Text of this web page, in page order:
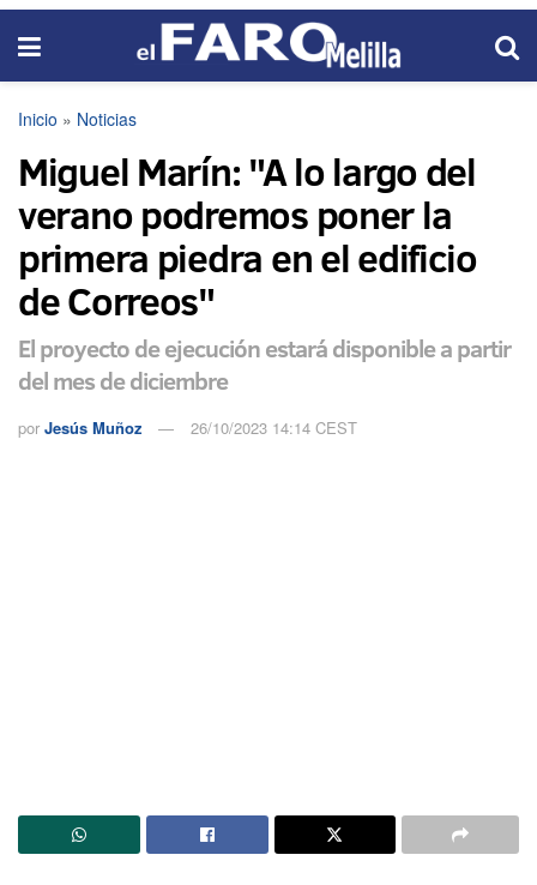
Inicio » Noticias
Miguel Marín: "A lo largo del
verano podremos poner la
primera piedra en el edificio
de Correos"
El proyecto de ejecución estará disponible a partir
del mes de diciembre
por Jesús Muñoz 26/10/2023 14:14 CEST